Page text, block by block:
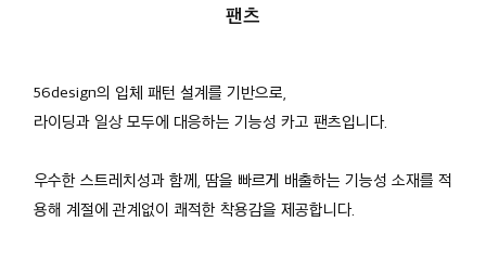
팬츠
56design의 입체 패턴 설계를 기반으로,
라이딩과 일상 모두에 대응하는 기능성 카고 팬츠입니다.
우수한 스트레치성과 함께, 땀을 빠르게 배출하는 기능성 소재를 적
용해 계절에 관계없이 쾌적한 착용감을 제공합니다.